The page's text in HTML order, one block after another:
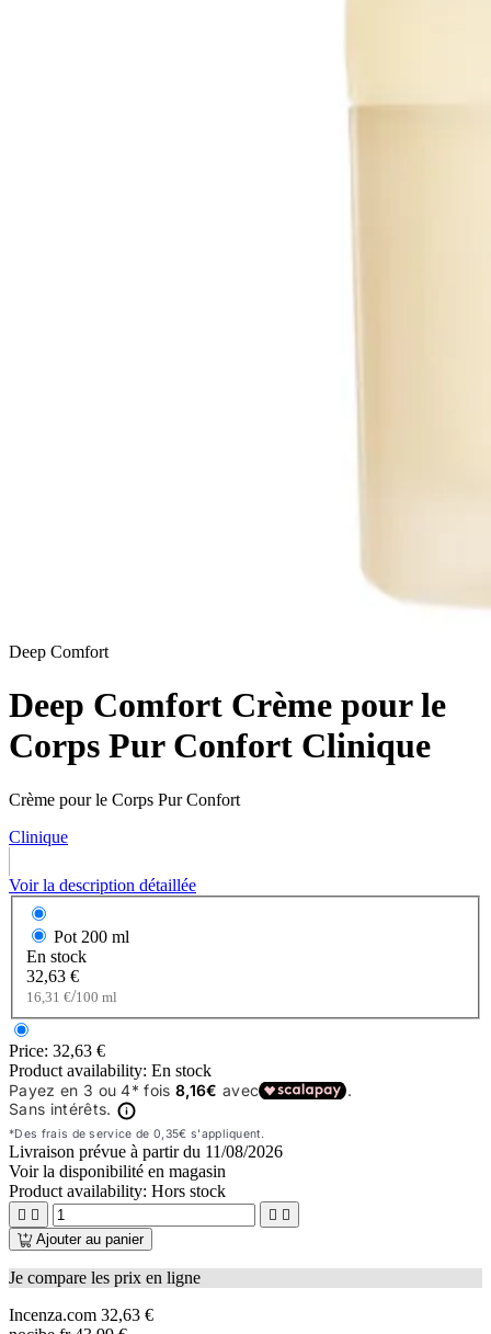
Deep Comfort
Deep Comfort Crème pour le
Corps Pur Confort Clinique
Crème pour le Corps Pur Confort
Clinique
Voir la description détaillée
Pot 200 ml
En stock
32,63 €
16,31 €/100 ml
Price: 32,63 €
Product availability: En stock
Livraison prévue à partir du 11/08/2026
Voir la disponibilité en magasin
Product availability: Hors stock
   
Ajouter au panier
Je compare les prix en ligne
Incenza.com 32,63 €